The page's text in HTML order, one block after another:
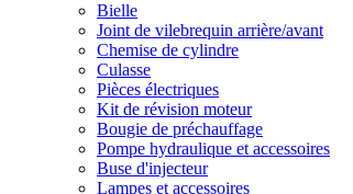
Bielle
Joint de vilebrequin arrière/avant
Chemise de cylindre
Culasse
Pièces électriques
Kit de révision moteur
Bougie de préchauffage
Pompe hydraulique et accessoires
Buse d'injecteur
Lampes et accessoires